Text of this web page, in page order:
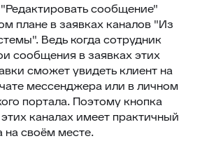
сообщение"
плане в заявках каналов "Из
Ведь когда сотрудник
сообщения в заявках этих
сможет увидеть клиент на
мессенджера или в личном
портала. Поэтому кнопка
каналах имеет практичный
на своём месте.